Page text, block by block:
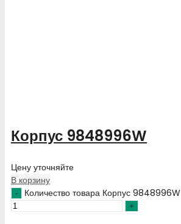
Корпус 9848996W
Цену уточняйте
В корзину
Количество товара Корпус 9848996W